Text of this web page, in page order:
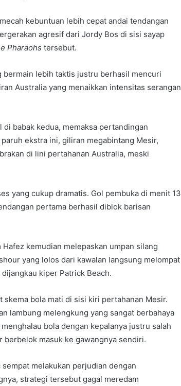
kebuntuan lebih cepat andai tendangan
agresif dari Jordy Bos di sisi sayap
Pharaohs tersebut.
bermain lebih taktis justru berhasil mencuri
Australia yang menaikkan intensitas serangan
babak kedua, memaksa pertandingan
ekstra ini, giliran megabintang Mesir,
di lini pertahanan Australia, meski
yang cukup dramatis. Gol pembuka di menit 13
pertama berhasil diblok barisan
kemudian melepaskan umpan silang
yang lolos dari kawalan langsung melompat
kiper Patrick Beach.
bola mati di sisi kiri pertahanan Mesir.
lambung melengkung yang sangat berbahaya
bola dengan kepalanya justru salah
berbelok masuk ke gawangnya sendiri.
melakukan perjudian dengan
strategi tersebut gagal meredam